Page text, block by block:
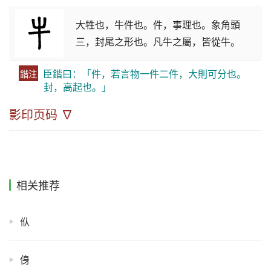
大牲也，牛件也。件，事理也。象角頭
三，封尾之形也。凡牛之屬，皆從牛。
鍇注 臣鍇曰：「件，若言物一件二件，大則可分也。
封，高起也。」
影印页码 ∇
相关推荐
㐺
㑗